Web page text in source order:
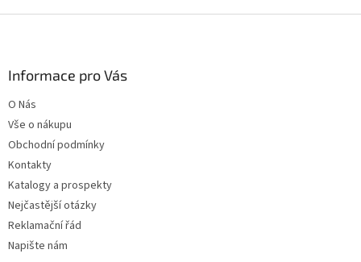
Informace pro Vás
O Nás
Vše o nákupu
Obchodní podmínky
Kontakty
Katalogy a prospekty
Nejčastější otázky
Reklamační řád
Napište nám